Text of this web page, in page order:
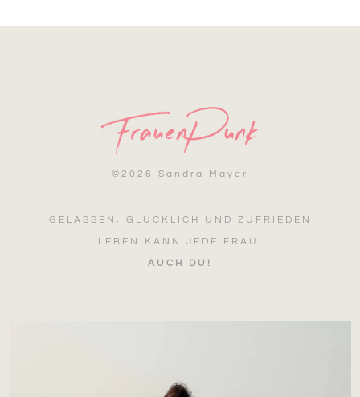
© 2026 Sandra Mayer
GELASSEN, GLÜCKLICH UND ZUFRIEDEN
LEBEN KANN JEDE FRAU.
AUCH DU!